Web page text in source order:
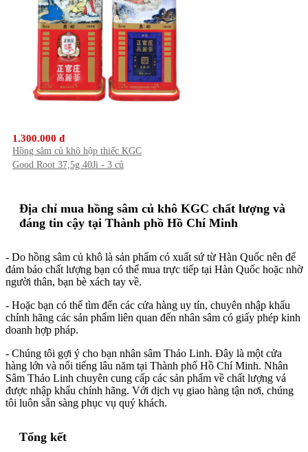
1.300.000 đ
Hồng sâm củ khô hộp thiếc KGC
Good Root 37,5g 40Ji - 3 củ
Địa chỉ mua hồng sâm củ khô KGC chất lượng và
đáng tin cậy tại Thành phồ Hồ Chí Minh
- Do hồng sâm củ khô là sản phẩm có xuất sứ từ Hàn Quốc nên để
đảm bảo chất lượng bạn có thể mua trực tiếp tại Hàn Quốc hoặc nhờ
người thân, bạn bè xách tay về.
- Hoặc bạn có thể tìm đến các cửa hàng uy tín, chuyên nhập khẩu
chính hãng các sản phẩm liên quan đến nhân sâm có giấy phép kinh
doanh hợp pháp.
- Chúng tôi gợi ý cho bạn nhân sâm Thảo Linh. Đây là một cửa
hàng lớn và nổi tiếng lâu năm tại Thành phố Hồ Chí Minh. Nhân
Sâm Thảo Linh chuyên cung cấp các sản phẩm về chất lượng vá
được nhập khẩu chính hãng. Với dịch vụ giao hàng tận nơi, chúng
tôi luôn sẵn sàng phục vụ quý khách.
Tổng kết